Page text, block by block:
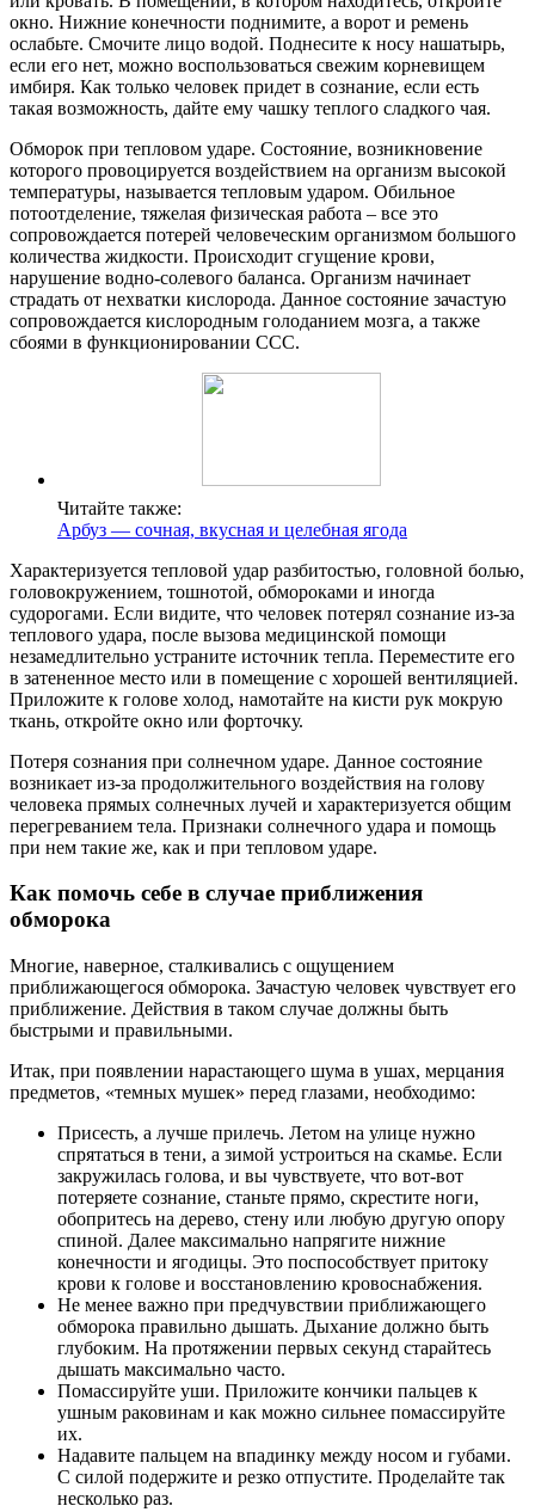
окно. Нижние конечности поднимите, а ворот и ремень
ослабьте. Смочите лицо водой. Поднесите к носу нашатырь,
если его нет, можно воспользоваться свежим корневищем
имбиря. Как только человек придет в сознание, если есть
такая возможность, дайте ему чашку теплого сладкого чая.
Обморок при тепловом ударе. Состояние, возникновение
которого провоцируется воздействием на организм высокой
температуры, называется тепловым ударом. Обильное
потоотделение, тяжелая физическая работа – все это
сопровождается потерей человеческим организмом большого
количества жидкости. Происходит сгущение крови,
нарушение водно-солевого баланса. Организм начинает
страдать от нехватки кислорода. Данное состояние зачастую
сопровождается кислородным голоданием мозга, а также
сбоями в функционировании ССС.
Читайте также:
Арбуз — сочная, вкусная и целебная ягода
Характеризуется тепловой удар разбитостью, головной болью,
головокружением, тошнотой, обмороками и иногда
судорогами. Если видите, что человек потерял сознание из-за
теплового удара, после вызова медицинской помощи
незамедлительно устраните источник тепла. Переместите его
в затененное место или в помещение с хорошей вентиляцией.
Приложите к голове холод, намотайте на кисти рук мокрую
ткань, откройте окно или форточку.
Потеря сознания при солнечном ударе. Данное состояние
возникает из-за продолжительного воздействия на голову
человека прямых солнечных лучей и характеризуется общим
перегреванием тела. Признаки солнечного удара и помощь
при нем такие же, как и при тепловом ударе.
Как помочь себе в случае приближения
обморока
Многие, наверное, сталкивались с ощущением
приближающегося обморока. Зачастую человек чувствует его
приближение. Действия в таком случае должны быть
быстрыми и правильными.
Итак, при появлении нарастающего шума в ушах, мерцания
предметов, «темных мушек» перед глазами, необходимо:
Присесть, а лучше прилечь. Летом на улице нужно
спрятаться в тени, а зимой устроиться на скамье. Если
закружилась голова, и вы чувствуете, что вот-вот
потеряете сознание, станьте прямо, скрестите ноги,
обопритесь на дерево, стену или любую другую опору
спиной. Далее максимально напрягите нижние
конечности и ягодицы. Это поспособствует притоку
крови к голове и восстановлению кровоснабжения.
Не менее важно при предчувствии приближающего
обморока правильно дышать. Дыхание должно быть
глубоким. На протяжении первых секунд старайтесь
дышать максимально часто.
Помассируйте уши. Приложите кончики пальцев к
ушным раковинам и как можно сильнее помассируйте
их.
Надавите пальцем на впадинку между носом и губами.
С силой подержите и резко отпустите. Проделайте так
несколько раз.